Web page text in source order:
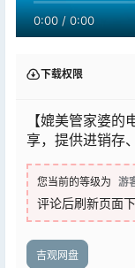
0:00/0:00
下载权限
【媲美管家婆
享，提供进销存
您当前的等级为 游
评论后刷新页面
吉观网盘